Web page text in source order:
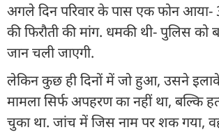
अगले दिन परिवार के पास एक फोन आया-
की फिरौती की मांग. धमकी थी- पुलिस को
जान चली जाएगी.
लेकिन कुछ ही दिनों में जो हुआ, उसने इलाके
मामला सिर्फ अपहरण का नहीं था, बल्कि
चुका था. जांच में जिस नाम पर शक गया,